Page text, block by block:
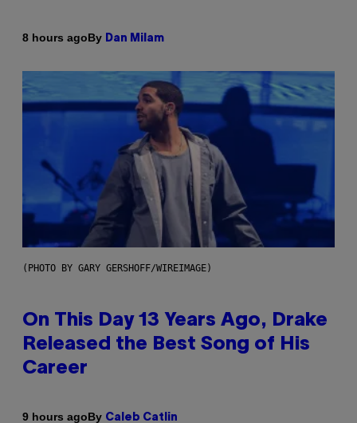
8 hours agoBy Dan Milam
(PHOTO BY GARY GERSHOFF/WIREIMAGE)
On This Day 13 Years Ago, Drake
Released the Best Song of His
Career
9 hours agoBy Caleb Catlin